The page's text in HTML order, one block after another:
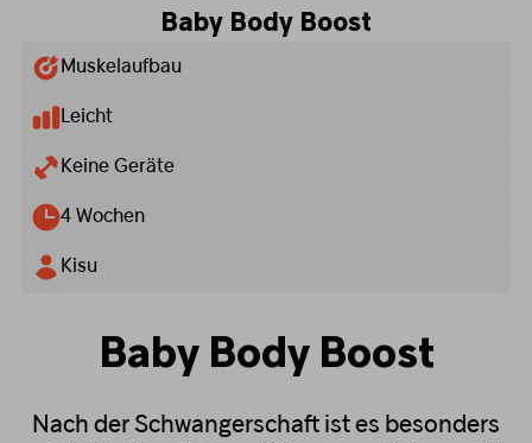
Baby Body Boost
Nach der Schwangerschaft ist es besonders
Baby Body Boost
Muskelaufbau
Leicht
Keine Geräte
4 Wochen
Kisu